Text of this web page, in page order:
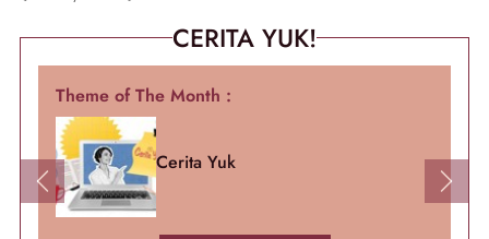
CERITA YUK!
Theme of The Month :
Cerita Yuk
Previous Next